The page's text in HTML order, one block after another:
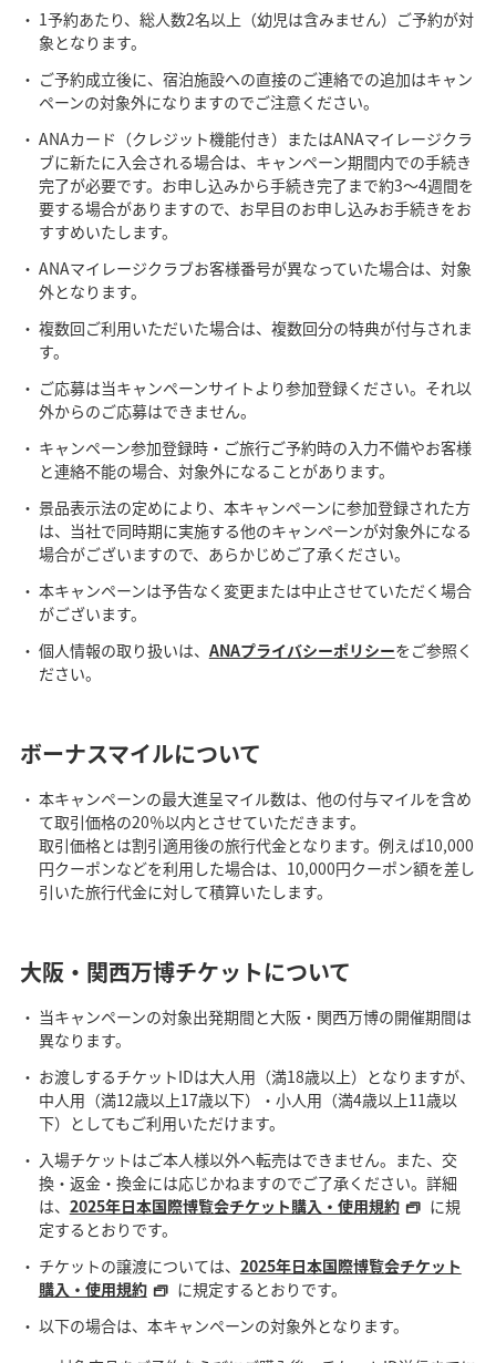
1予約あたり、総人数2名以上（幼児は含みません）ご予約が対
象となります。
ご予約成立後に、宿泊施設への直接のご連絡での追加はキャン
ペーンの対象外になりますのでご注意ください。
ANAカード（クレジット機能付き）またはANAマイレージクラ
ブに新たに入会される場合は、キャンペーン期間内での手続き
完了が必要です。お申し込みから手続き完了まで約3～4週間を
要する場合がありますので、お早目のお申し込みお手続きをお
すすめいたします。
ANAマイレージクラブお客様番号が異なっていた場合は、対象
外となります。
複数回ご利用いただいた場合は、複数回分の特典が付与されま
す。
ご応募は当キャンペーンサイトより参加登録ください。それ以
外からのご応募はできません。
キャンペーン参加登録時・ご旅行ご予約時の入力不備やお客様
と連絡不能の場合、対象外になることがあります。
景品表示法の定めにより、本キャンペーンに参加登録された方
は、当社で同時期に実施する他のキャンペーンが対象外になる
場合がございますので、あらかじめご了承ください。
本キャンペーンは予告なく変更または中止させていただく場合
がございます。
個人情報の取り扱いは、 ANAプライバシーポリシーをご参照く
ださい。
ボーナスマイルについて
本キャンペーンの最大進呈マイル数は、他の付与マイルを含め
て取引価格の20％以内とさせていただきます。
取引価格とは割引適用後の旅行代金となります。例えば10,000
円クーポンなどを利用した場合は、10,000円クーポン額を差し
引いた旅行代金に対して積算いたします。
大阪・関西万博チケットについて
当キャンペーンの対象出発期間と大阪・関西万博の開催期間は
異なります。
お渡しするチケットIDは大人用（満18歳以上）となりますが、
中人用（満12歳以上17歳以下）・小人用（満4歳以上11歳以
下）としてもご利用いただけます。
入場チケットはご本人様以外へ転売はできません。また、交
換・返金・換金には応じかねますのでご了承ください。詳細
は、 2025年日本国際博覧会チケット購入・使用規約
に規
定するとおりです。
チケットの譲渡については、 2025年日本国際博覧会チケット
購入・使用規約
に規定するとおりです。
以下の場合は、本キャンペーンの対象外となります。